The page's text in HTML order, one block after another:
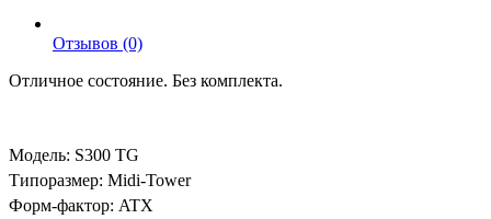
Отзывов (0)
Отличное состояние. Без комплекта.
Модель: S300 TG
Типоразмер: Midi-Tower
Форм-фактор: ATX